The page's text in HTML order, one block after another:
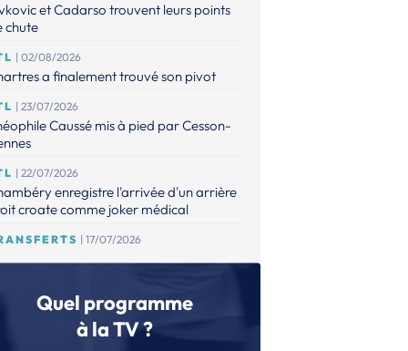
et Cadarso trouvent leurs points
chute
| 02/08/2026
a finalement trouvé son pivot
| 23/07/2026
Caussé mis à pied par Cesson-
| 22/07/2026
enregistre l'arrivée d'un arrière
croate comme joker médical
| 17/07/2026
point sur les mises à jour de l'espace
| 16/07/2026
Caussé placé en détention
pour des faits de violences
Quel programme
à la TV ?